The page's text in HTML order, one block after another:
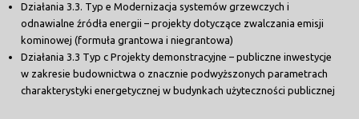
Działania 3.3. Typ e Modernizacja systemów grzewczych i
odnawialne źródła energii – projekty dotyczące zwalczania emisji
kominowej (formuła grantowa i niegrantowa)
Działania 3.3 Typ c Projekty demonstracyjne – publiczne inwestycje
w zakresie budownictwa o znacznie podwyższonych parametrach
charakterystyki energetycznej w budynkach użyteczności publicznej